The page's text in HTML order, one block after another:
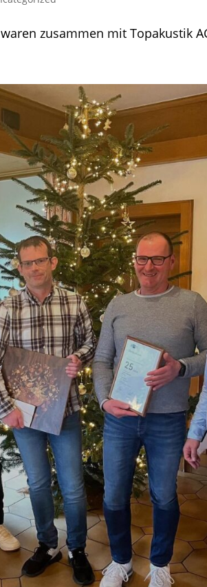
zusammen mit Topakustik